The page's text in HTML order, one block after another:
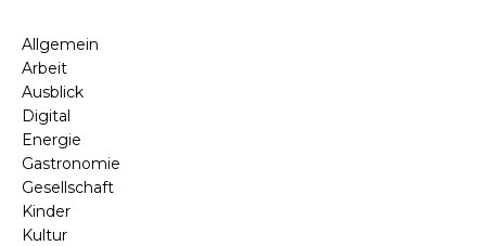
Allgemein
Arbeit
Ausblick
Digital
Energie
Gastronomie
Gesellschaft
Kinder
Kultur